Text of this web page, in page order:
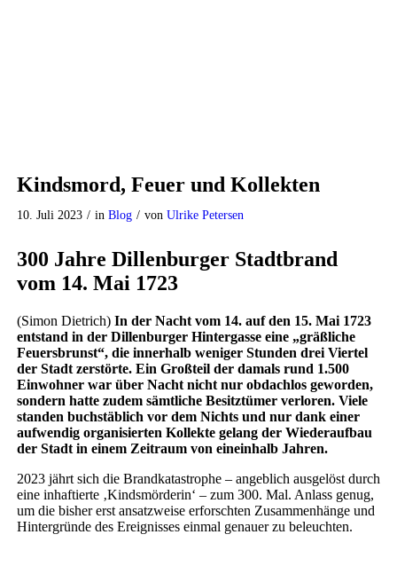
Kindsmord, Feuer und Kollekten
10. Juli 2023 / in Blog / von Ulrike Petersen
300 Jahre Dillenburger Stadtbrand
vom 14. Mai 1723
(Simon Dietrich) In der Nacht vom 14. auf den 15. Mai 1723
entstand in der Dillenburger Hintergasse eine „gräßliche
Feuersbrunst“, die innerhalb weniger Stunden drei Viertel
der Stadt zerstörte. Ein Großteil der damals rund 1.500
Einwohner war über Nacht nicht nur obdachlos geworden,
sondern hatte zudem sämtliche Besitztümer verloren. Viele
standen buchstäblich vor dem Nichts und nur dank einer
aufwendig organisierten Kollekte gelang der Wiederaufbau
der Stadt in einem Zeitraum von eineinhalb Jahren.
2023 jährt sich die Brandkatastrophe – angeblich ausgelöst durch
eine inhaftierte ‚Kindsmörderin‘ – zum 300. Mal. Anlass genug,
um die bisher erst ansatzweise erforschten Zusammenhänge und
Hintergründe des Ereignisses einmal genauer zu beleuchten.